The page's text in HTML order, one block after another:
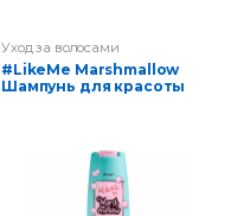
Уход за волосами
#LikeMe Marshmallow
Шампунь для красоты